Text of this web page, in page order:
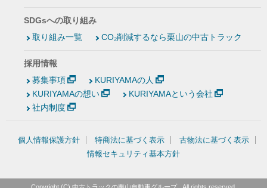
SDGsへの取り組み
取り組み一覧
CO₂削減するなら栗山の中古トラック
採用情報
募集事項
KURIYAMAの人
KURIYAMAの想い
KURIYAMAという会社
社内制度
個人情報保護方針 特商法に基づく表示
古物法に基づく表示
情報セキュリティ基本方針